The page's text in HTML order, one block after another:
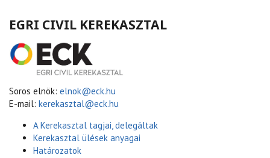
EGRI CIVIL KEREKASZTAL
Soros elnök: elnok@eck.hu
E-mail: kerekasztal@eck.hu
A Kerekasztal tagjai, delegáltak
Kerekasztal ülések anyagai
Határozatok